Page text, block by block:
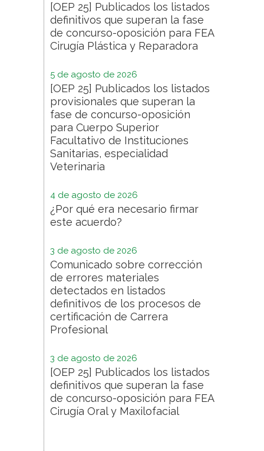
[OEP 25] Publicados los listados
definitivos que superan la fase
de concurso-oposición para FEA
Cirugía Plástica y Reparadora
5 de agosto de 2026
[OEP 25] Publicados los listados
provisionales que superan la
fase de concurso-oposición
para Cuerpo Superior
Facultativo de Instituciones
Sanitarias, especialidad
Veterinaria
4 de agosto de 2026
¿Por qué era necesario firmar
este acuerdo?
3 de agosto de 2026
Comunicado sobre corrección
de errores materiales
detectados en listados
definitivos de los procesos de
certificación de Carrera
Profesional
3 de agosto de 2026
[OEP 25] Publicados los listados
definitivos que superan la fase
de concurso-oposición para FEA
Cirugía Oral y Maxilofacial